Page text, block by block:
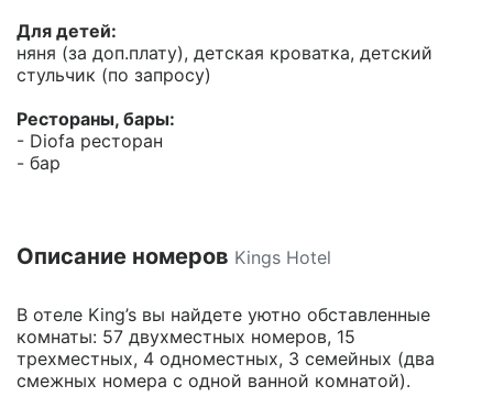
Для детей:
няня (за доп.плату), детская кроватка, детский
стульчик (по запросу)
Рестораны, бары:
- Diofa ресторан
- бар
Описание номеров Kings Hotel
В отеле King’s вы найдете уютно обставленные
комнаты: 57 двухместных номеров, 15
трехместных, 4 одноместных, 3 семейных (два
смежных номера с одной ванной комнатой).